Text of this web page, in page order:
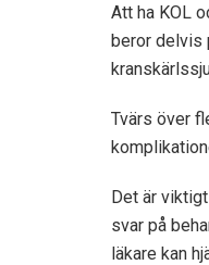
Att ha KOL
beror delvis
Tvärs över
Det är
svar på
läkare kan